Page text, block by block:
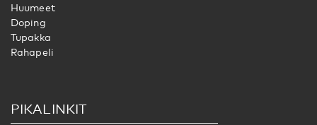
Huumeet
Doping
Tupakka
Rahapeli
PIKALINKIT